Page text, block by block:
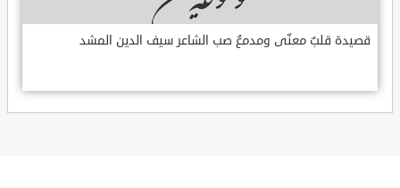
قصيدة قلبٌ معنّى ومدمعٌ صب الشاعر سيف الدين المشد